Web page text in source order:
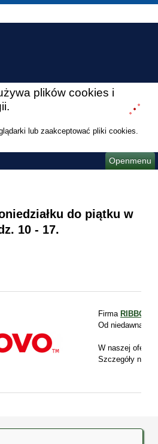
plików cookies i
lub zaakceptować pliki cookies.
Openmenu
do piątku w
10 - 17.
Firma RIBBON
Od niedawna
W naszej
Szczegóły